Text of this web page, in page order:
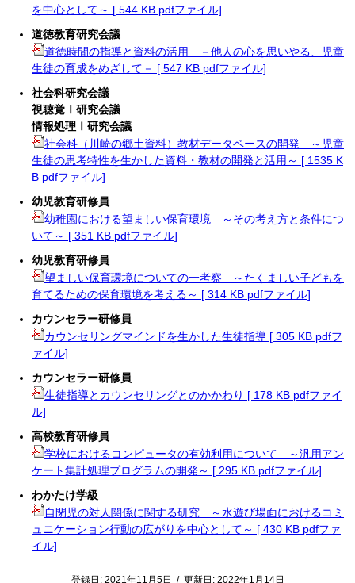
を中心として～ [ 544 KB pdfファイル]
道徳教育研究会議
道徳時間の指導と資料の活用 －他人の心を思いやる、児童
生徒の育成をめざして－ [ 547 KB pdfファイル]
社会科研究会議
視聴覚Ⅰ研究会議
情報処理Ⅰ研究会議
社会科（川崎の郷土資料）教材データベースの開発 ～児童
生徒の思考特性を生かした資料・教材の開発と活用～ [ 1535 K
B pdfファイル]
幼児教育研修員
幼稚園における望ましい保育環境 ～その考え方と条件につ
いて～ [ 351 KB pdfファイル]
幼児教育研修員
望ましい保育環境についての一考察 ～たくましい子どもを
育てるための保育環境を考える～ [ 314 KB pdfファイル]
カウンセラー研修員
カウンセリングマインドを生かした生徒指導 [ 305 KB pdfフ
ァイル]
カウンセラー研修員
生徒指導とカウンセリングとのかかわり [ 178 KB pdfファイ
ル]
高校教育研修員
学校におけるコンピュータの有効利用について ～汎用アン
ケート集計処理プログラムの開発～ [ 295 KB pdfファイル]
わかたけ学級
自閉児の対人関係に関する研究 ～水遊び場面におけるコミ
ュニケーション行動の広がりを中心として～ [ 430 KB pdfファ
イル]
登録日: 2021年11月5日 / 更新日: 2022年1月14日